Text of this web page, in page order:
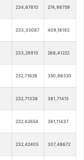
234,67810 274,98759
233,33087 409,18192
233,29910 268,41222
232,71626 350,96320
232,71338 381,71415
232,62654 361,11437
232,42405 307,48672